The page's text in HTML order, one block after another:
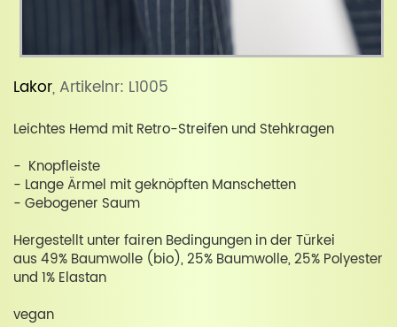
Lakor, Artikelnr: L1005
Leichtes Hemd mit Retro-Streifen und Stehkragen
- Knopfleiste
- Lange Ärmel mit geknöpften Manschetten
- Gebogener Saum
Hergestellt unter fairen Bedingungen in der Türkei
aus 49% Baumwolle (bio), 25% Baumwolle, 25% Polyester
und 1% Elastan
vegan